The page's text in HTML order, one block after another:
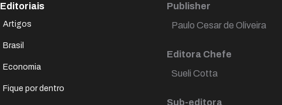
Editoriais
Artigos
Brasil
Economia
Fique por dentro
Publisher
Paulo Cesar de Oliveira
Editora Chefe
Sueli Cotta
Sub-editora